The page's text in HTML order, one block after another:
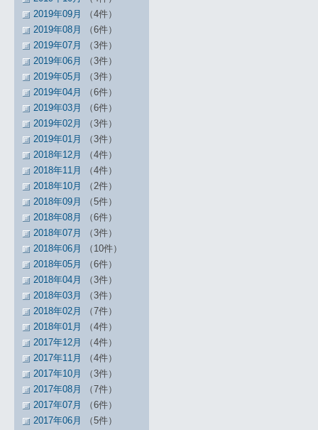
2019年09月
（4件）
2019年08月
（6件）
2019年07月
（3件）
2019年06月
（3件）
2019年05月
（3件）
2019年04月
（6件）
2019年03月
（6件）
2019年02月
（3件）
2019年01月
（3件）
2018年12月
（4件）
2018年11月
（4件）
2018年10月
（2件）
2018年09月
（5件）
2018年08月
（6件）
2018年07月
（3件）
2018年06月
（10件）
2018年05月
（6件）
2018年04月
（3件）
2018年03月
（3件）
2018年02月
（7件）
2018年01月
（4件）
2017年12月
（4件）
2017年11月
（4件）
2017年10月
（3件）
2017年08月
（7件）
2017年07月
（6件）
2017年06月
（5件）